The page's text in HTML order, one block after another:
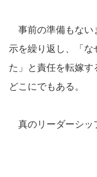
事前の準備もない
示を繰り返し、「
た」と責任を転嫁
どこにでもある。
真のリーダーシッ